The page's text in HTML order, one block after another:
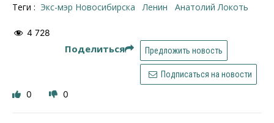
Теги : Экс-мэр Новосибирска Ленин Анатолий Локоть
4 728
Поделиться Предложить новость
Подписаться на новости
0 0